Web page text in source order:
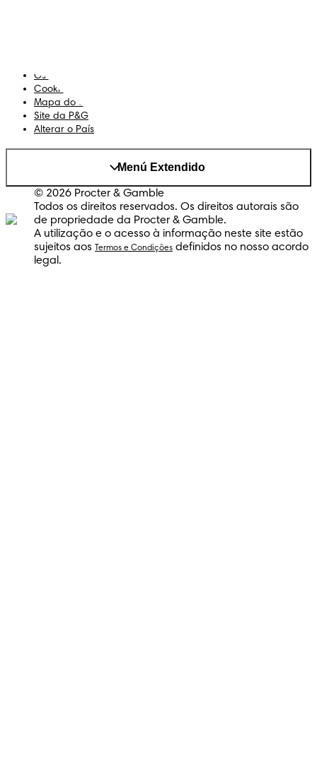
Os Meus Dados
Cookies
Mapa do Site
Site da P&G
Alterar o País
Menú Extendido
© 2026 Procter & Gamble
Todos os direitos reservados. Os direitos autorais são
de propriedade da Procter & Gamble.
A utilização e o acesso à informação neste site estão
sujeitos aos
Termos e Condições definidos no nosso acordo
legal.